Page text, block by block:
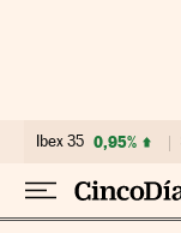
Ibex 35 0,95%